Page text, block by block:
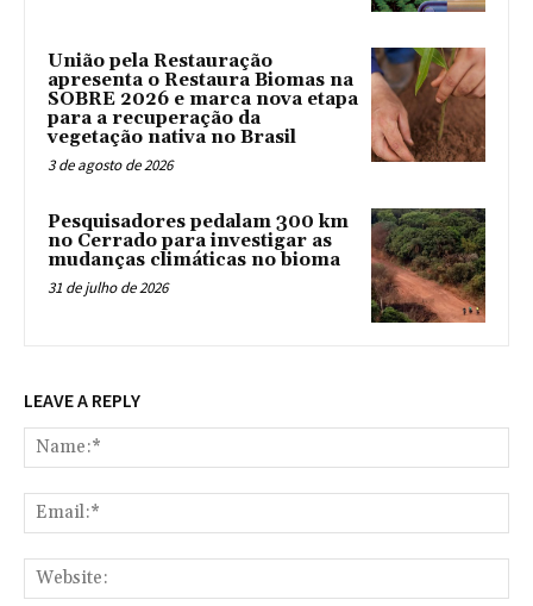
União pela Restauração
apresenta o Restaura Biomas na
SOBRE 2026 e marca nova etapa
para a recuperação da
vegetação nativa no Brasil
3 de agosto de 2026
Pesquisadores pedalam 300 km
no Cerrado para investigar as
mudanças climáticas no bioma
31 de julho de 2026
LEAVE A REPLY